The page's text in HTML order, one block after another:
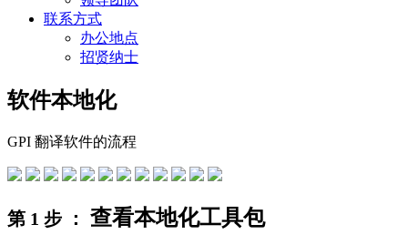
联系方式
办公地点
招贤纳士
软件本地化
GPI 翻译软件的流程
第 1 步 ： 查看本地化工具包